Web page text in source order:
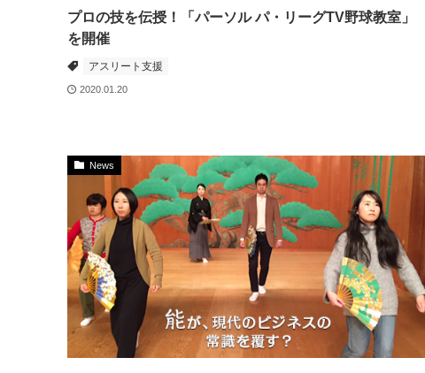
プロの技を伝授！「パーソル パ・リーグTV野球教室」
を開催
アスリート支援
2020.01.20
News